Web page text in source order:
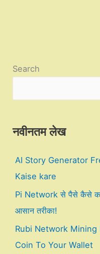
Search
नवीनतम लेख
AI Story Generator
Kaise kare
Pi Network से पैसे कैसे
आसान तरीका!
Rubi Network Mining
Coin To Your Wallet